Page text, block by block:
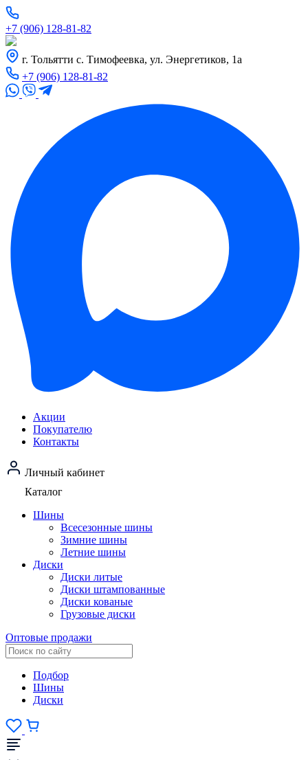
+7 (906) 128-81-82
г. Тольятти с. Тимофеевка, ул. Энергетиков, 1а
+7 (906) 128-81-82
Акции
Покупателю
Контакты
Личный кабинет
Каталог
Шины
Всесезонные шины
Зимние шины
Летние шины
Диски
Диски литые
Диски штампованные
Диски кованые
Грузовые диски
Оптовые продажи
Подбор
Шины
Диски